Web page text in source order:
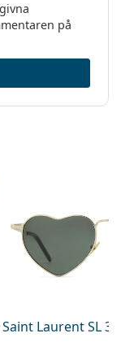
på
Saint Laurent SL